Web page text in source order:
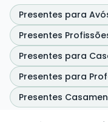
Presentes para
Presentes
Presentes para
Presentes para
Presentes